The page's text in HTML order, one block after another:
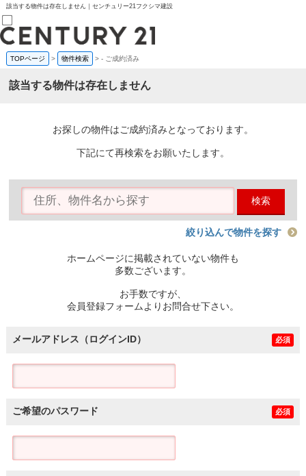
該当する物件は存在しません｜センチュリー21フクシマ建設
売買部
0120-800-844
賃貸部
会員メニュー
物件を探す
購入TOP
条件から探す
住宅ローン控除シミュレータ
TOPページ > 物件検索 >- ご成約済み
該当する物件は存在しません
お探しの物件はご成約済みとなっております。
下記にて再検索をお願いたします。
検索
絞り込んで物件を探す
ホームページに掲載されていない物件も
多数ございます。
お手数ですが、
会員登録フォームよりお問合せ下さい。
メールアドレス（ログインID） 必須
ご希望のパスワード 必須